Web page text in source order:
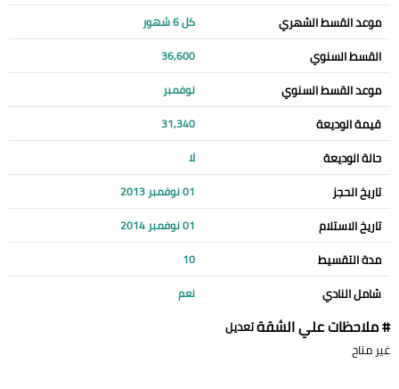
موعد القسط الشهري كل 6 شهور
القسط السنوي 36,600
موعد القسط السنوي نوفمبر
قيمة الوديعة 31,340
حالة الوديعة لا
تاريخ الحجز 01 نوفمبر 2013
تاريخ الاستلام 01 نوفمبر 2014
مدة التقسيط 10
شامل النادي نعم
# ملاحظات علي الشقةتعديل
غير متاح